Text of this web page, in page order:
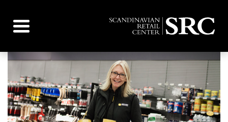
Toggle navigation